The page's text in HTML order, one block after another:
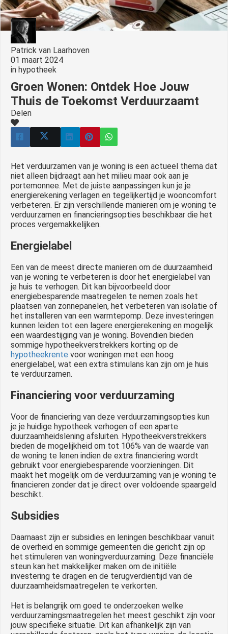
Patrick van Laarhoven
01 maart 2024
in hypotheek
Groen Wonen: Ontdek Hoe Jouw
Thuis de Toekomst Verduurzaamt
Delen
Het verduurzamen van je woning is een actueel thema dat
niet alleen bijdraagt aan het milieu maar ook aan je
portemonnee. Met de juiste aanpassingen kun je je
energierekening verlagen en tegelijkertijd je wooncomfort
verbeteren. Er zijn verschillende manieren om je woning te
verduurzamen en financieringsopties beschikbaar die het
proces vergemakkelijken.
Energielabel
Een van de meest directe manieren om de duurzaamheid
van je woning te verbeteren is door het energielabel van
je huis te verhogen. Dit kan bijvoorbeeld door
energiebesparende maatregelen te nemen zoals het
plaatsen van zonnepanelen, het verbeteren van isolatie of
het installeren van een warmtepomp. Deze investeringen
kunnen leiden tot een lagere energierekening en mogelijk
een waardestijging van je woning. Bovendien bieden
sommige hypotheekverstrekkers korting op de
hypotheekrente voor woningen met een hoog
energielabel, wat een extra stimulans kan zijn om je huis
te verduurzamen.
Financiering voor verduurzaming
Voor de financiering van deze verduurzamingsopties kun
je je huidige hypotheek verhogen of een aparte
duurzaamheidslening afsluiten. Hypotheekverstrekkers
bieden de mogelijkheid om tot 106% van de waarde van
de woning te lenen indien de extra financiering wordt
gebruikt voor energiebesparende voorzieningen. Dit
maakt het mogelijk om de verduurzaming van je woning te
financieren zonder dat je direct over voldoende spaargeld
beschikt.
Subsidies
Daarnaast zijn er subsidies en leningen beschikbaar vanuit
de overheid en sommige gemeenten die gericht zijn op
het stimuleren van woningverduurzaming. Deze financiële
steun kan het makkelijker maken om de initiële
investering te dragen en de terugverdientijd van de
duurzaamheidsmaatregelen te verkorten.
Het is belangrijk om goed te onderzoeken welke
verduurzamingsmaatregelen het meest geschikt zijn voor
jouw specifieke situatie. Dit kan afhankelijk zijn van